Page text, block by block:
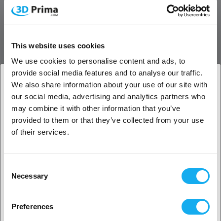
This website uses cookies
We use cookies to personalise content and ads, to
provide social media features and to analyse our traffic.
We also share information about your use of our site with
our social media, advertising and analytics partners who
may combine it with other information that you’ve
provided to them or that they’ve collected from your use
of their services.
Selection
Necessary
Preferences
utformat för att möta de högsta standarderna för textilöverföring och
möjliggör detaljrika, täckande överföringar på ett brett utbud av plagg
Utmärkt utskriftskvalitet och
materialmångsidighet
Bläcket är G7-certifierat för färgprecision och ger skarpa, livfulla och
konsekventa utskrifter på bomull, polyester, canvas, läder, denim
och blandmaterial. Det fäster jämnt utan att förbehandla tyget och
ger hög täckning och tydliga detaljer, även på strukturerade eller
mörka ytor.
säkerställer optimalt flöde genom xTools dubbla skrivhuvudsystem.
Det minimerar risken för igensättning och munstycksblockering,
uppnås vid 20–30 °C och 50–80 % relativ luftfuktighet.
1. Är du en företagskund eller en privatkund?
Företagskund
Privat kund